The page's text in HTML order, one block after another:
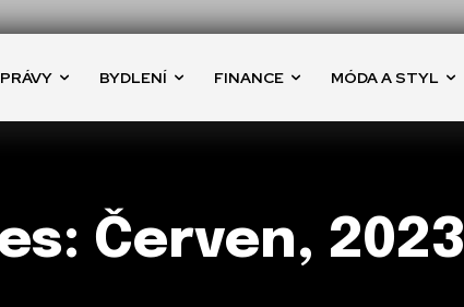
BYDLENÍ FINANCE MÓDA A STYL
Červen, 2023